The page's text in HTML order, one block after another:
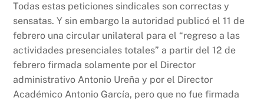
Todas estas peticiones sindicales son correctas y
sensatas. Y sin embargo la autoridad publicó el 11 de
febrero una circular unilateral para el “regreso a las
actividades presenciales totales” a partir del 12 de
febrero firmada solamente por el Director
administrativo Antonio Ureña y por el Director
Académico Antonio García, pero que no fue firmada